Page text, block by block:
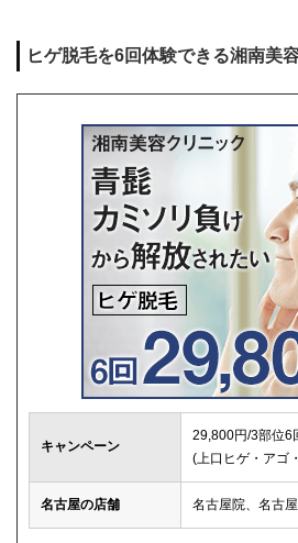
ヒゲ脱毛を6回体験できる湘南美
キャンペーン
29,800円/3部位6
(上口ヒゲ・アゴ
名古屋の店舗 名古屋院、名古